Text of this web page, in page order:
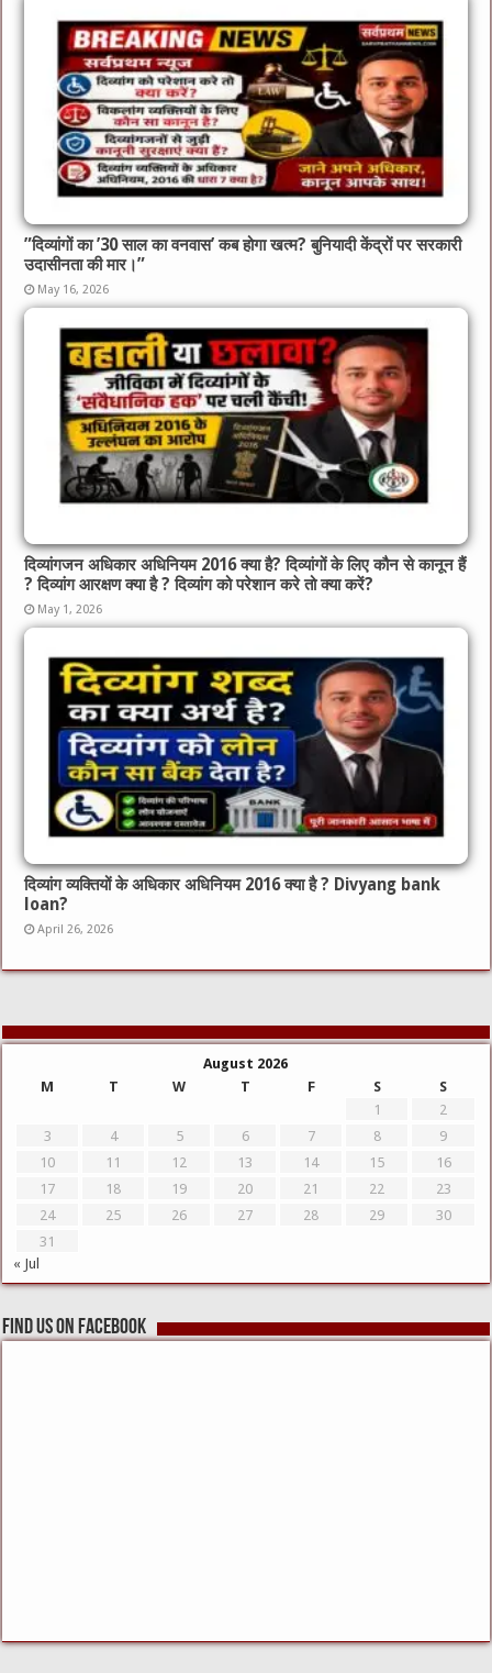
​”दिव्यांगों का ’30 साल का वनवास’ कब होगा खत्म? बुनियादी केंद्रों पर सरकारी
उदासीनता की मार।”
May 16, 2026
दिव्यांगजन अधिकार अधिनियम 2016 क्या है? दिव्यांगों के लिए कौन से कानून हैं
? दिव्यांग आरक्षण क्या है ? दिव्यांग को परेशान करे तो क्या करें?
May 1, 2026
दिव्यांग व्यक्तियों के अधिकार अधिनियम 2016 क्या है ? Divyang bank
loan?
April 26, 2026
August 2026
M
T W T F S
S
1
2
3
4 5 6 7 8
9
10
11 12 13 14 15
16
17
18 19 20 21 22
23
24
25 26 27 28 29
30
31
« Jul
Find us on Facebook